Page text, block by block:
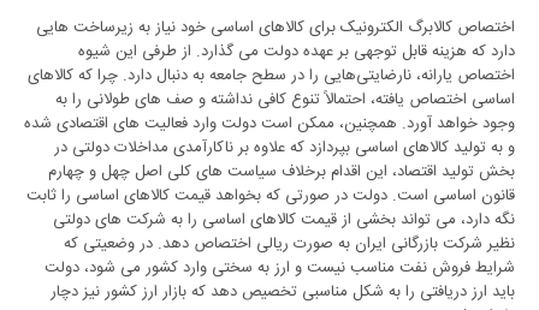
اختصاص کالابرگ الکترونیک برای کالاهای اساسی خود نیاز به زیرساخت­ هایی
دارد که هزینه قابل توجهی بر عهده دولت می ­گذارد. از طرفی این شیوه
اختصاص یارانه، نارضایتی‌هایی را در سطح جامعه به دنبال دارد. چرا که کالاهای
اساسی اختصاص یافته، احتمالاً تنوع کافی نداشته و صف­ های طولانی را به
وجود خواهد آورد. همچنین، ممکن است دولت وارد فعالیت­ های اقتصادی شده
و به تولید کالاهای اساسی بپردازد که علاوه بر ناکارآمدی مداخلات دولتی در
بخش تولید اقتصاد، این اقدام برخلاف سیاست­ های کلی اصل چهل و چهارم
قانون اساسی است. دولت در صورتی که بخواهد قیمت کالاهای اساسی را ثابت
نگه دارد، می­ تواند بخشی از قیمت کالاهای اساسی را به شرکت ­های دولتی
نظیر شرکت بازرگانی ایران به صورت ریالی اختصاص دهد. در وضعیتی که
شرایط فروش نفت مناسب نیست و ارز به سختی وارد کشور می­ شود، دولت
باید ارز دریافتی را به شکل مناسبی تخصیص دهد که بازار ارز کشور نیز دچار